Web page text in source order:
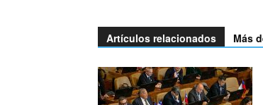
Artículos relacionados Más